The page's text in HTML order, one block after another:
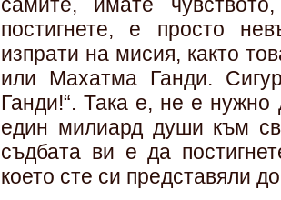
постигнете, е просто
изпрати на мисия, както
или Махатма Ганди.
Ганди!“. Така е, не е нужно
един милиард души към
съдбата ви е да
което сте си представяли